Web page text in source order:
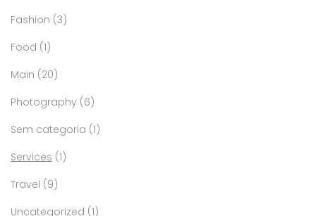
Fashion (3)
Food (1)
Main (20)
Photography (6)
Sem categoria (1)
Services (1)
Travel (9)
Uncategorized (1)